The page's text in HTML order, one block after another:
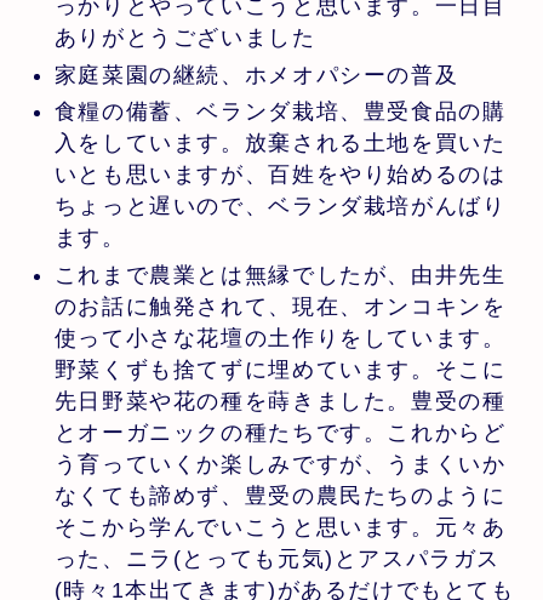
っかりとやっていこうと思います。一日目
ありがとうございました
家庭菜園の継続、ホメオパシーの普及
食糧の備蓄、ベランダ栽培、豊受食品の購
入をしています。放棄される土地を買いた
いとも思いますが、百姓をやり始めるのは
ちょっと遅いので、ベランダ栽培がんばり
ます。
これまで農業とは無縁でしたが、由井先生
のお話に触発されて、現在、オンコキンを
使って小さな花壇の土作りをしています。
野菜くずも捨てずに埋めています。そこに
先日野菜や花の種を蒔きました。豊受の種
とオーガニックの種たちです。これからど
う育っていくか楽しみですが、うまくいか
なくても諦めず、豊受の農民たちのように
そこから学んでいこうと思います。元々あ
った、ニラ(とっても元気)とアスパラガス
(時々1本出てきます)があるだけでもとても